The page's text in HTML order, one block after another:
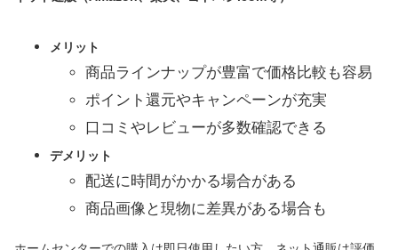
メリット
商品ラインナップが豊富で価格比較も容易
ポイント還元やキャンペーンが充実
口コミやレビューが多数確認できる
デメリット
配送に時間がかかる場合がある
商品画像と現物に差異がある場合も